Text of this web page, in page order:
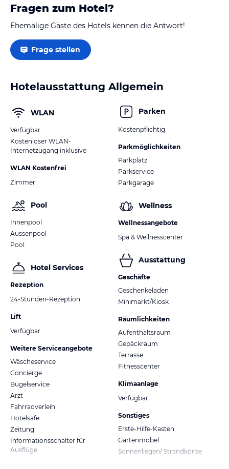
Fragen zum Hotel?
Ehemalige Gäste des Hotels kennen die Antwort!
Frage stellen
Hotelausstattung Allgemein
WLAN
Verfügbar
Kostenloser WLAN-
Internetzugang inklusive
WLAN Kostenfrei
Zimmer
Pool
Innenpool
Aussenpool
Pool
Hotel Services
Rezeption
24-Stunden-Rezeption
Lift
Verfügbar
Weitere Serviceangebote
Wäscheservice
Concierge
Bügelservice
Arzt
Fahrradverleih
Hotelsafe
Zeitung
Informationsschalter für
Ausflüge
Parken
Kostenpflichtig
Parkmöglichkeiten
Parkplatz
Parkservice
Parkgarage
Wellness
Wellnessangebote
Spa & Wellnesscenter
Ausstattung
Geschäfte
Geschenkeladen
Minimarkt/Kiosk
Räumlichkeiten
Aufenthaltsraum
Gepäckraum
Terrasse
Fitnesscenter
Klimaanlage
Verfügbar
Sonstiges
Erste-Hilfe-Kasten
Gartenmöbel
Sonnenliegen/ Strandkörbe